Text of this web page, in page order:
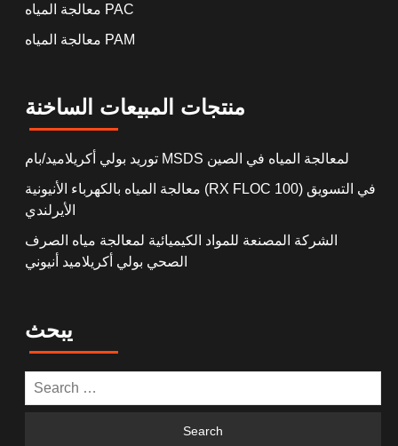
معالجة المياه PAC
معالجة المياه PAM
منتجات المبيعات الساخنة
توريد بولي أكريلاميد/بام MSDS لمعالجة المياه في الصين
معالجة المياه بالكهرباء الأنيونية (RX FLOC 100) في التسويق
الأيرلندي
الشركة المصنعة للمواد الكيميائية لمعالجة مياه الصرف
الصحي بولي أكريلاميد أنيوني
يبحث